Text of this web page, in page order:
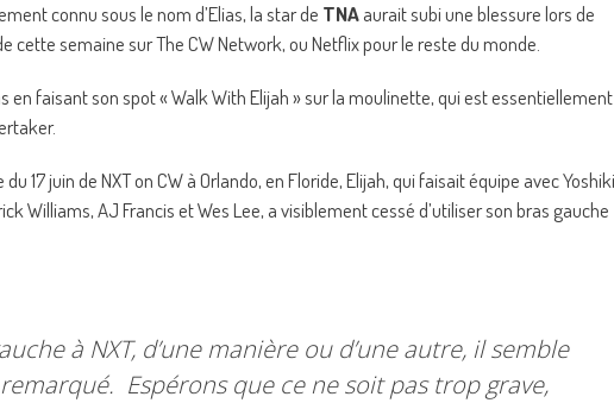
connu sous le nom d’Elias, la star de TNAaurait subi une blessure lors de
cette semaine sur The CW Network, ou Netflix pour le reste du monde.
en faisant son spot « Walk With Elijah » sur la moulinette, qui est essentiellement
17 juin de NXT on CW à Orlando, en Floride, Elijah, qui faisait équipe avec Yoshiki
Williams, AJ Francis et Wes Lee, a visiblement cessé d’utiliser son bras gauche
à NXT, d’une manière ou d’une autre, il semble
Espérons que ce ne soit pas trop grave,